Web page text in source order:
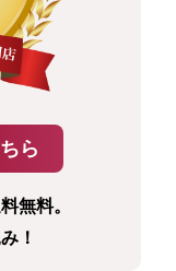
無料。
！